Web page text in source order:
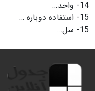
14- واحد…
15- استفاده دوباره …
15- سل…